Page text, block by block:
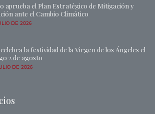
aprueba el Plan Estratégico de Mitigación y
ante el Cambio Climático
DE 2026
la festividad de la Virgen de los Ángeles el
2 de agosto
DE 2026